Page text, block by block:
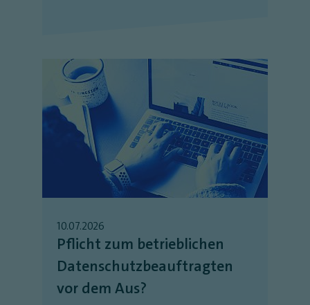
10.07.2026
Pflicht zum betrieblichen
Datenschutzbeauftragten
vor dem Aus?